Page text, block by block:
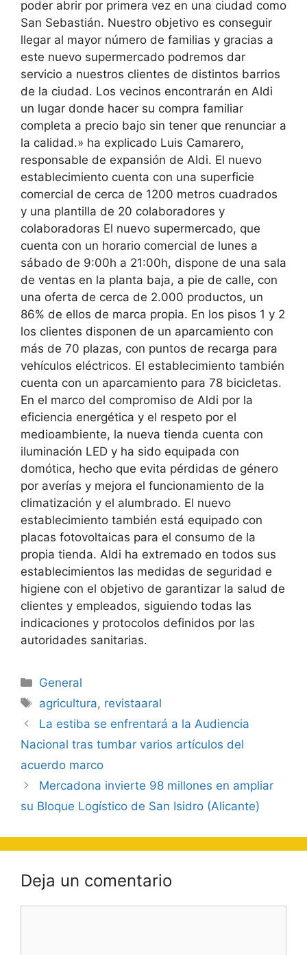
poder abrir por primera vez en una ciudad como
San Sebastián. Nuestro objetivo es conseguir
llegar al mayor número de familias y gracias a
este nuevo supermercado podremos dar
servicio a nuestros clientes de distintos barrios
de la ciudad. Los vecinos encontrarán en Aldi
un lugar donde hacer su compra familiar
completa a precio bajo sin tener que renunciar a
la calidad.» ha explicado Luis Camarero,
responsable de expansión de Aldi. El nuevo
establecimiento cuenta con una superficie
comercial de cerca de 1200 metros cuadrados
y una plantilla de 20 colaboradores y
colaboradoras El nuevo supermercado, que
cuenta con un horario comercial de lunes a
sábado de 9:00h a 21:00h, dispone de una sala
de ventas en la planta baja, a pie de calle, con
una oferta de cerca de 2.000 productos, un
86% de ellos de marca propia. En los pisos 1 y 2
los clientes disponen de un aparcamiento con
más de 70 plazas, con puntos de recarga para
vehículos eléctricos. El establecimiento también
cuenta con un aparcamiento para 78 bicicletas.
En el marco del compromiso de Aldi por la
eficiencia energética y el respeto por el
medioambiente, la nueva tienda cuenta con
iluminación LED y ha sido equipada con
domótica, hecho que evita pérdidas de género
por averías y mejora el funcionamiento de la
climatización y el alumbrado. El nuevo
establecimiento también está equipado con
placas fotovoltaicas para el consumo de la
propia tienda. Aldi ha extremado en todos sus
establecimientos las medidas de seguridad e
higiene con el objetivo de garantizar la salud de
clientes y empleados, siguiendo todas las
indicaciones y protocolos definidos por las
autoridades sanitarias.
Categorías
General
Etiquetas
agricultura, revistaaral
Navegación
de
La estiba se enfrentará a la Audiencia
Nacional tras tumbar varios artículos del
acuerdo marco
Mercadona invierte 98 millones en ampliar
su Bloque Logístico de San Isidro (Alicante)
Deja un comentario